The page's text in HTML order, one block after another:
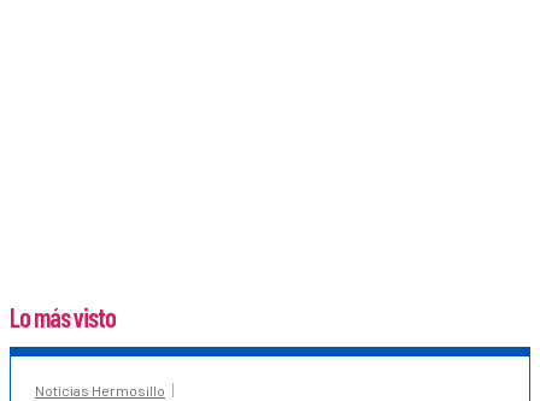
Lo más visto
Noticias Hermosillo